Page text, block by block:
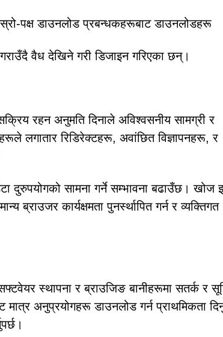
पक्ष डाउनलोड प्रबन्धकहरूबाट डाउनलोडहरू
वैध देखिने गरी डिजाइन गरिएका छन्।
रहन अनुमति दिनाले अविश्वसनीय सामग्री र
लगातार रिडिरेक्टहरू, अवांछित विज्ञापनहरू, र
दुरुपयोगको सामना गर्ने सम्भावना बढाउँछ। खोज
कार्यक्षमता पुनर्स्थापित गर्न र व्यक्तिगत
स्थापना र ब्राउजिङ बानीहरूमा सतर्क र
अनुप्रयोगहरू डाउनलोड गर्न प्राथमिकता